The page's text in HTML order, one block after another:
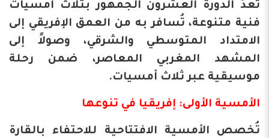
​تَعدُ الدورة العشرون الجمهور بثلاث أمسيات
فنية متنوعة، تُسافر به من العمق الإفريقي إلى
الامتداد المتوسطي والشرقي، وصولاً إلى
المشهد المغربي المعاصر، ضمن رحلة
موسيقية عبر ثلاث أمسيات.
​الأمسية الأولى: إفريقيا في تنوعها
​تُخصص الأمسية الافتتاحية للاحتفاء بالقارة